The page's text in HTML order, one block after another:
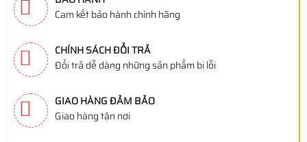
Cam kết bảo hành chính hãng
CHÍNH SÁCH ĐỔI TRẢ
Đổi trả dễ dàng những sản phẩm bị lỗi
GIAO HÀNG ĐẢM BẢO
Giao hàng tận nơi